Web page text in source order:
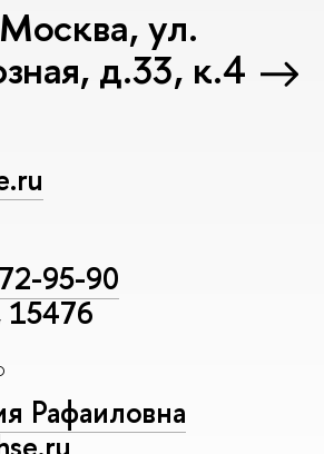
ул.
д.33, к.4
95-90
15476
Рафаиловна